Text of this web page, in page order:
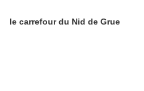
le carrefour du Nid de Grue